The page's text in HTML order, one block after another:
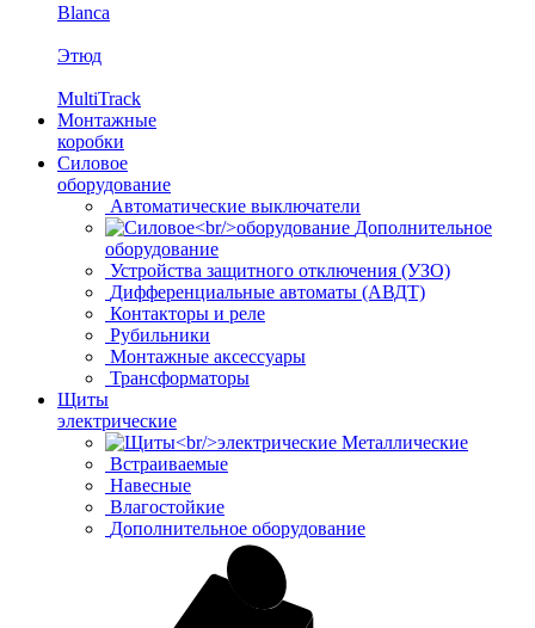
Blanca
Этюд
MultiTrack
Монтажные
коробки
Силовое
оборудование
Автоматические выключатели
Дополнительное
оборудование
Устройства защитного отключения (УЗО)
Дифференциальные автоматы (АВДТ)
Контакторы и реле
Рубильники
Монтажные аксессуары
Трансформаторы
Щиты
электрические
Металлические
Встраиваемые
Навесные
Влагостойкие
Дополнительное оборудование